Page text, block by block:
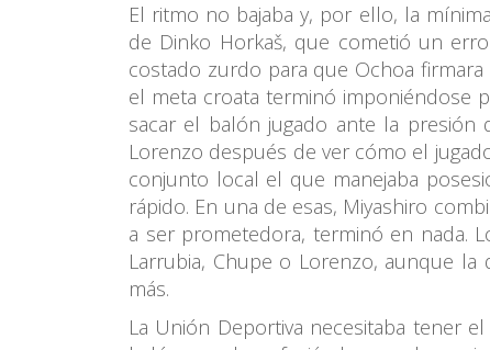
El ritmo no bajaba y, por ello, la
de Dinko Horkaš, que cometió un
costado zurdo para que Ochoa
el meta croata terminó imponiéndose
sacar el balón jugado ante la presión
Lorenzo después de ver cómo el
conjunto local el que manejaba
rápido. En una de esas, Miyashiro
a ser prometedora, terminó en nada.
Larrubia, Chupe o Lorenzo, aunque
más.
La Unión Deportiva necesitaba tener